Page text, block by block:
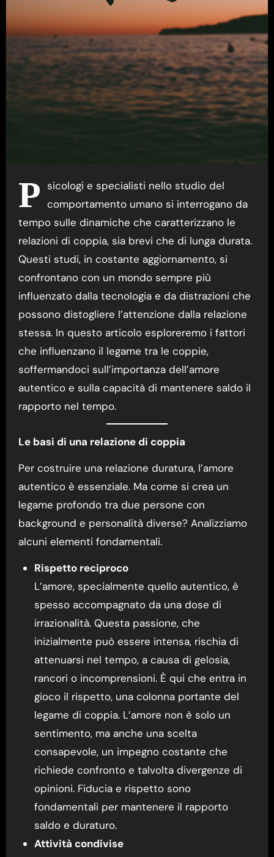
P sicologi e specialisti nello studio del
comportamento umano si interrogano da
tempo sulle dinamiche che caratterizzano le
relazioni di coppia, sia brevi che di lunga durata.
Questi studi, in costante aggiornamento, si
confrontano con un mondo sempre più
influenzato dalla tecnologia e da distrazioni che
possono distogliere l’attenzione dalla relazione
stessa. In questo articolo esploreremo i fattori
che influenzano il legame tra le coppie,
soffermandoci sull’importanza dell’amore
autentico e sulla capacità di mantenere saldo il
rapporto nel tempo.
Le basi di una relazione di coppia
Per costruire una relazione duratura, l’amore
autentico è essenziale. Ma come si crea un
legame profondo tra due persone con
background e personalità diverse? Analizziamo
alcuni elementi fondamentali.
Rispetto reciproco
L’amore, specialmente quello autentico, è
spesso accompagnato da una dose di
irrazionalità. Questa passione, che
inizialmente può essere intensa, rischia di
attenuarsi nel tempo, a causa di gelosia,
rancori o incomprensioni. È qui che entra in
gioco il rispetto, una colonna portante del
legame di coppia. L’amore non è solo un
sentimento, ma anche una scelta
consapevole, un impegno costante che
richiede confronto e talvolta divergenze di
opinioni. Fiducia e rispetto sono
fondamentali per mantenere il rapporto
saldo e duraturo.
Attività condivise